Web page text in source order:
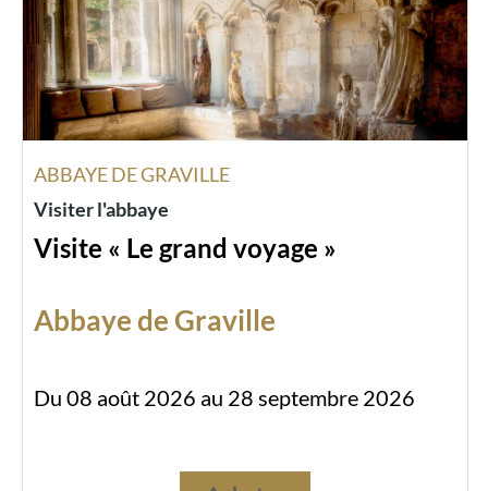
ABBAYE DE GRAVILLE
Visiter l'abbaye
Visite « Le grand voyage »
Abbaye de Graville
Du 08 août 2026 au 28 septembre 2026